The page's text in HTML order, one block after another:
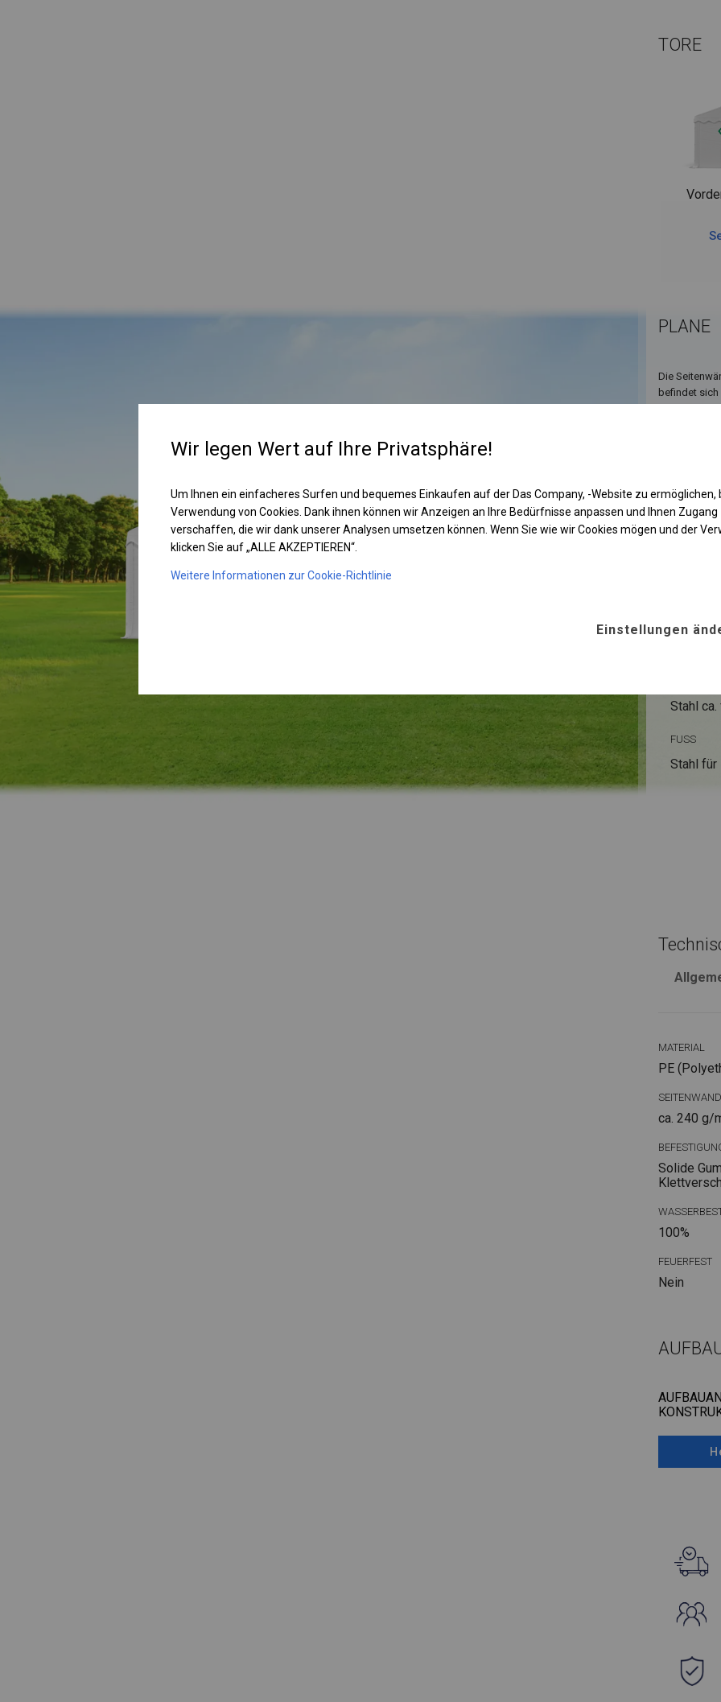
TORE
PLANE
Die
befindet
abdeckt,
Stahl ca.
FUSS
Stahl für
MATERIAL
PE
ca. 240 g/
Solide
100%
FEUERFEST
Nein
Wir legen Wert auf Ihre Privatsphäre!
Um Ihnen ein einfacheres Surfen und bequemes Einkaufen auf der Das Company, -Website zu
Verwendung von Cookies. Dank ihnen können wir Anzeigen an Ihre Bedürfnisse anpassen und Ihnen
verschaffen, die wir dank unserer Analysen umsetzen können. Wenn Sie wie wir Cookies mögen und der
klicken Sie auf „ALLE AKZEPTIEREN“.
Weitere Informationen zur Cookie-Richtlinie
Einstellungen